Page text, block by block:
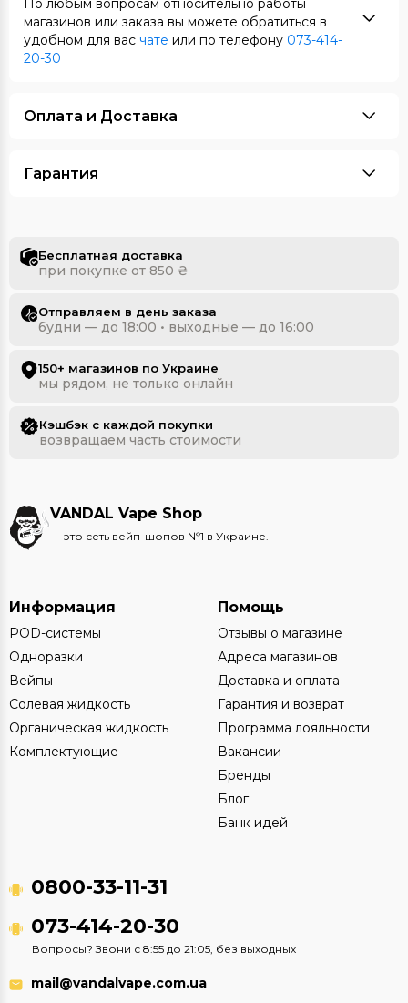
По любым вопросам относительно работы
магазинов или заказа вы можете обратиться в
удобном для вас чате или по телефону 073-414-
20-30
Оплата и Доставка
Гарантия
Бесплатная доставка
при покупке от 850 ₴
Отправляем в день заказа
будни — до 18:00 • выходные — до 16:00
150+ магазинов по Украине
мы рядом, не только онлайн
Кэшбэк с каждой покупки
возвращаем часть стоимости
VANDAL Vape Shop
— это сеть вейп-шопов №1 в Украине.
Информация
POD-системы
Одноразки
Вейпы
Солевая жидкость
Органическая жидкость
Комплектующие
Помощь
Отзывы о магазине
Адреса магазинов
Доставка и оплата
Гарантия и возврат
Программа лояльности
Вакансии
Бренды
Блог
Банк идей
0800-33-11-31
073-414-20-30
Вопросы? Звони с 8:55 до 21:05, без выходных
mail@vandalvape.com.ua